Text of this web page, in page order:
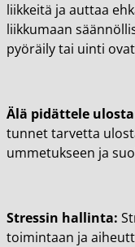
liikkeitä ja auttaa
liikkumaan
pyöräily tai uinti
Älä pidättele
tunnet tarvetta
ummetukseen ja
Stressin hallinta:
toimintaan ja